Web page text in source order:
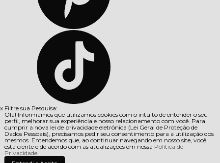
x Filtre sua Pesquisa:
Olá! Informamos que utilizamos cookies com o intuito de entender o seu
perfil, melhorar sua experiência e nosso relacionamento com você. Para
cumprir a nova lei de privacidade eletrônica (Lei Geral de Proteção de
Dados Pessoais), precisamos pedir seu consentimento para a utilização dos
mesmos. Entendemos que, ao continuar navegando em nosso site, você
está ciente e de acordo com as atualizações em nossa Política de
Privacidade.